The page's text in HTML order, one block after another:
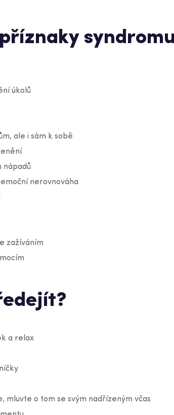
úkolů
ale i sám k sobě
nápadů
nerovnováha
zažíváním
a relax
mluvte o tom se svým nadřízeným včas